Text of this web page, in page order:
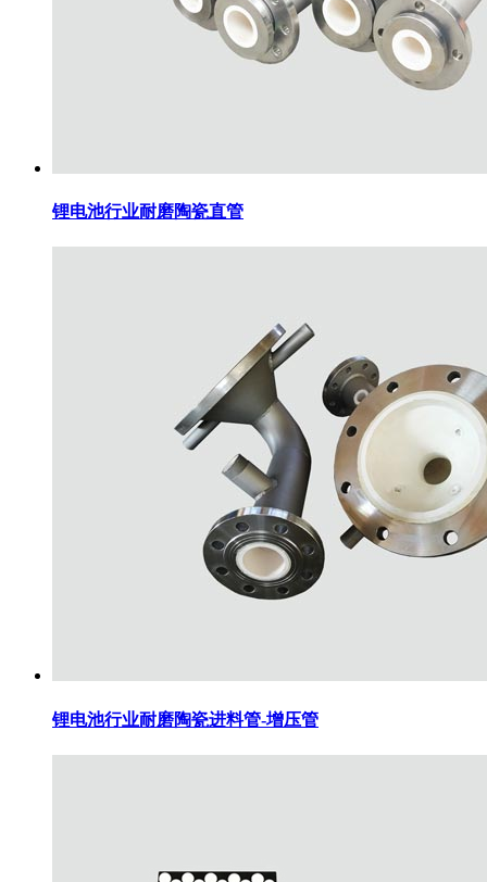
锂电池行业耐磨陶瓷直管
锂电池行业耐磨陶瓷进料管-增压管